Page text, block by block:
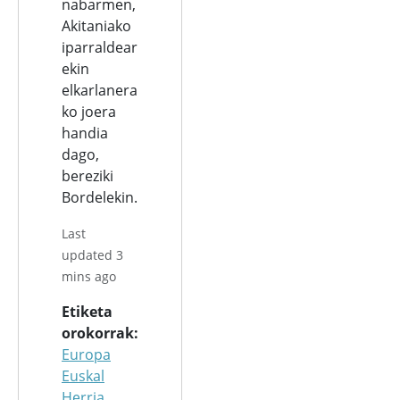
nabarmen,
Akitaniako
iparraldear
ekin
elkarlanera
ko joera
handia
dago,
bereziki
Bordelekin.
Last
updated 3
mins ago
Etiketa
orokorrak
Europa
Euskal